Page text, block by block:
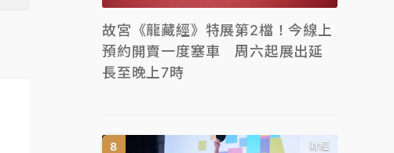
故宮《龍藏經》特展第2檔！今線上
預約開賣一度塞車 周六起展出延
長至晚上7時
財經